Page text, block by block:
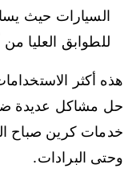
السيارات حيث
للطوابق العليا
هذه أكثر
حل مشاكل عديدة
خدمات كرين صباح
وحتى البرادات.